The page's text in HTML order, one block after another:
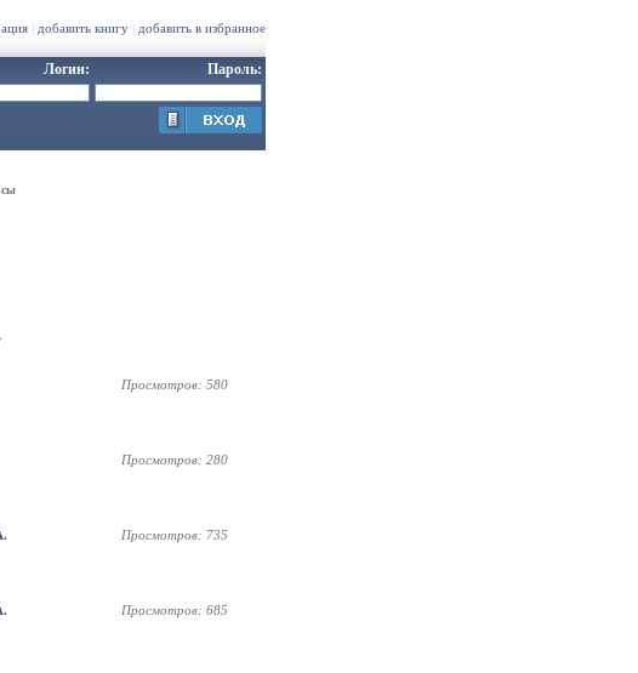
добавить книгу добавить в избранное
Логин: Пароль:
Просмотров: 580
Просмотров: 280
Просмотров: 735
Просмотров: 685